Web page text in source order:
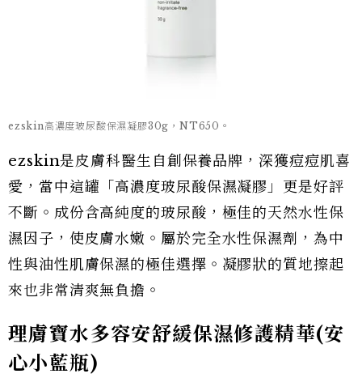
ezskin高濃度玻尿酸保濕凝膠30g，NT650。
ezskin是皮膚科醫生自創保養品牌，深獲痘痘肌喜
愛，當中這罐「高濃度玻尿酸保濕凝膠」更是好評
不斷。成份含高純度的玻尿酸，極佳的天然水性保
濕因子，使皮膚水嫩。屬於完全水性保濕劑，為中
性與油性肌膚保濕的極佳選擇。凝膠狀的質地擦起
來也非常清爽無負擔。
理膚寶水多容安舒緩保濕修護精華(安
心小藍瓶)